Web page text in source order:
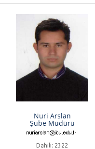
Nuri Arslan
Şube Müdürü
Dahili: 2322